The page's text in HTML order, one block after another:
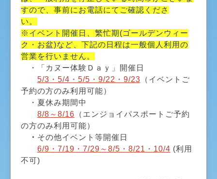
すので、事前にお電話にてご確認くださ
い。
※イベント開催日、繁忙期(ゴールデンウィー
ク・お盆)など、下記の日程は一般個人利用の
営業を行いません。
・「カヌー体験Ｄａｙ」開催日
5/3・5/4・5/5・9/22・9/23 （イベントご
予約の方のみ利用可能）
・夏休み期間中
8/8～8/16 （エンジョイパスポートご予約
の方のみ利用可能）
・ その他イベント等開催日
6/9・7/19・7/29～8/5・8/21・10/4 (利用
不可)